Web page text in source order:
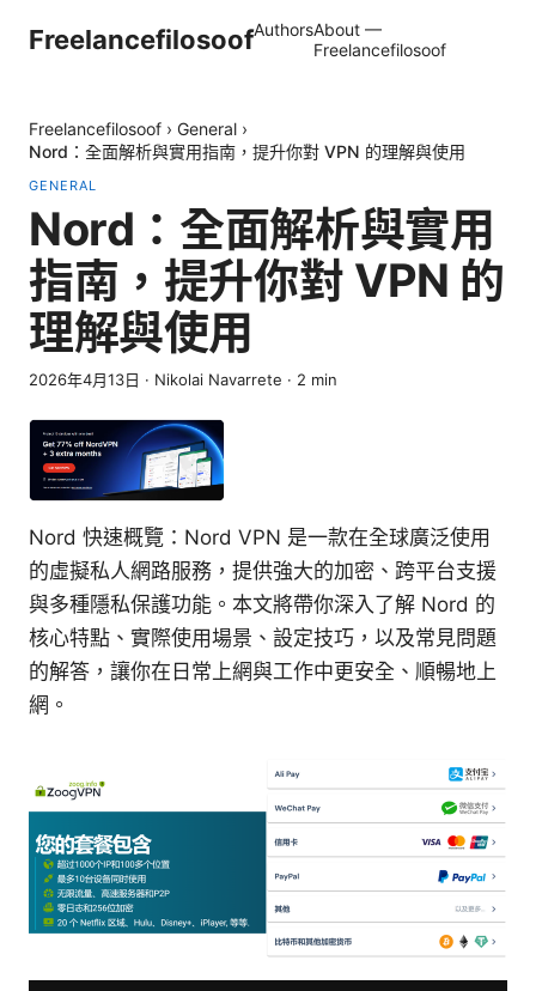
FreelancefilosoofAuthorsAbout —
Freelancefilosoof
Freelancefilosoof › General ›
Nord：全面解析與實用指南，提升你對 VPN 的理解與使用
GENERAL
Nord：全面解析與實用
指南，提升你對 VPN 的
理解與使用
2026年4月13日 · Nikolai Navarrete · 2 min
Nord 快速概覽：Nord VPN 是一款在全球廣泛使用
的虛擬私人網路服務，提供強大的加密、跨平台支援
與多種隱私保護功能。本文將帶你深入了解 Nord 的
核心特點、實際使用場景、設定技巧，以及常見問題
的解答，讓你在日常上網與工作中更安全、順暢地上
網。